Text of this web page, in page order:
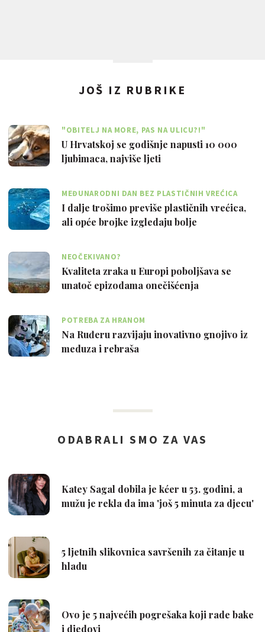
JOŠ IZ RUBRIKE
"OBITELJ NA MORE, PAS NA ULICU?!"
U Hrvatskoj se godišnje napusti 10 000
ljubimaca, najviše ljeti
MEĐUNARODNI DAN BEZ PLASTIČNIH VREĆICA
I dalje trošimo previše plastičnih vrećica,
ali opće brojke izgledaju bolje
NEOČEKIVANO?
Kvaliteta zraka u Europi poboljšava se
unatoč epizodama onečišćenja
POTREBA ZA HRANOM
Na Ruđeru razvijaju inovativno gnojivo iz
meduza i rebraša